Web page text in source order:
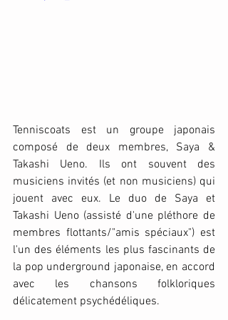
Tenniscoats est un groupe japonais
composé de deux membres, Saya &
Takashi Ueno. Ils ont souvent des
musiciens invités (et non musiciens) qui
jouent avec eux. Le duo de Saya et
Takashi Ueno (assisté d'une pléthore de
membres flottants/"amis spéciaux") est
l'un des éléments les plus fascinants de
la pop underground japonaise, en accord
avec les chansons folkloriques
délicatement psychédéliques.